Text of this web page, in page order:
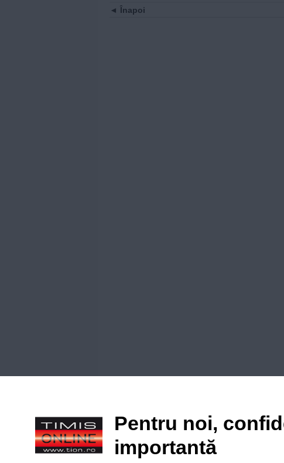
Înapoi
Pentru noi,
importantă